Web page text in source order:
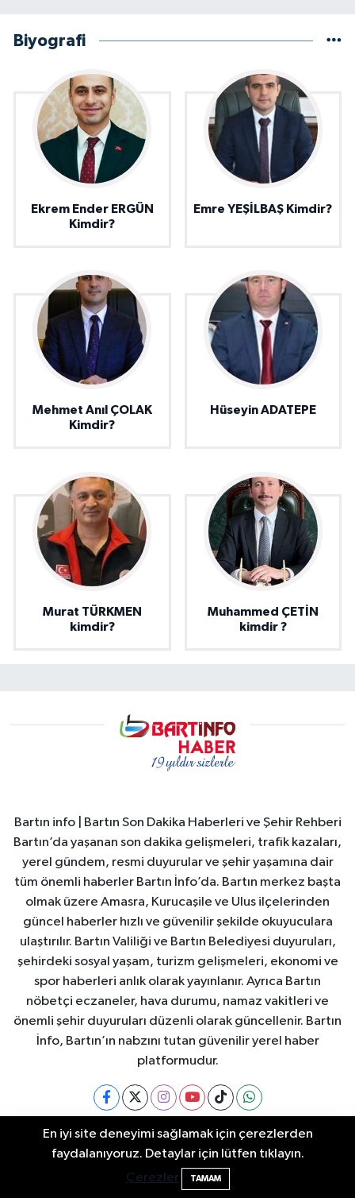
Biyografi
Ekrem Ender ERGÜN
Kimdir?
Emre YEŞİLBAŞ Kimdir?
Mehmet Anıl ÇOLAK
Kimdir?
Hüseyin ADATEPE
Murat TÜRKMEN
kimdir?
Muhammed ÇETİN
kimdir ?
Bartın info | Bartın Son Dakika Haberleri ve Şehir Rehberi
Bartın’da yaşanan son dakika gelişmeleri, trafik kazaları,
yerel gündem, resmi duyurular ve şehir yaşamına dair
tüm önemli haberler Bartın İnfo’da. Bartın merkez başta
olmak üzere Amasra, Kurucaşile ve Ulus ilçelerinden
güncel haberler hızlı ve güvenilir şekilde okuyuculara
ulaştırılır. Bartın Valiliği ve Bartın Belediyesi duyuruları,
şehirdeki sosyal yaşam, turizm gelişmeleri, ekonomi ve
spor haberleri anlık olarak yayınlanır. Ayrıca Bartın
nöbetçi eczaneler, hava durumu, namaz vakitleri ve
önemli şehir duyuruları düzenli olarak güncellenir. Bartın
İnfo, Bartın’ın nabzını tutan güvenilir yerel haber
platformudur.
Bartin Namaz Vakitleri
Bartın Trafik Yoğunluk
En iyi site deneyimi sağlamak için çerezlerden
faydalanıyoruz. Detaylar için lütfen tıklayın.
Çerezler
TAMAM
Bartın'da Şafak Operasyonu: 5 Gözaltı, 4
Şüpheli Aranıyor